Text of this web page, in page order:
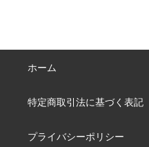
ホーム
特定商取引法に基づく表記
プライバシーポリシー